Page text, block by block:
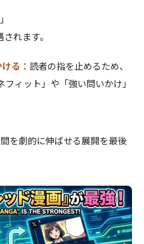
れます。
る： 読者の指を止めるため、
ィット」や「強い問いかけ」
を劇的に伸ばせる展開を最後